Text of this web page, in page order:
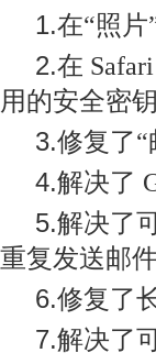
1.在“照片
2.在 Safari
用的安全密
3.修复了“
4.解决了
5.解决了
重复发送邮
6.修复了
7.解决了